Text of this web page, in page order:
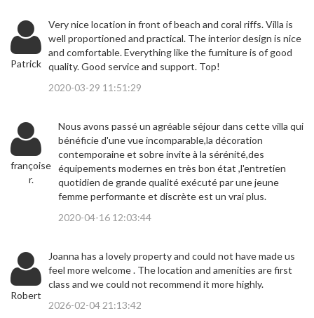
Patrick
Very nice location in front of beach and coral riffs. Villa is
well proportioned and practical. The interior design is nice
and comfortable. Everything like the furniture is of good
quality. Good service and support. Top!
2020-03-29 11:51:29
françoise
r.
Nous avons passé un agréable séjour dans cette villa qui
bénéficie d'une vue incomparable,la décoration
contemporaine et sobre invite à la sérénité,des
équipements modernes en très bon état ,l'entretien
quotidien de grande qualité exécuté par une jeune
femme performante et discrète est un vrai plus.
2020-04-16 12:03:44
Robert
Joanna has a lovely property and could not have made us
feel more welcome . The location and amenities are first
class and we could not recommend it more highly.
2026-02-04 21:13:42